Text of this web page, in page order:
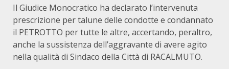
Il Giudice Monocratico ha declarato l’intervenuta
prescrizione per talune delle condotte e condannato
il PETROTTO per tutte le altre, accertando, peraltro,
anche la sussistenza dell’aggravante di avere agito
nella qualità di Sindaco della Città di RACALMUTO.